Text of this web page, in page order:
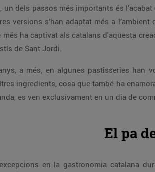
un dels passos més importants és
versions s’han adaptat més a
més ha captivat als catalans d'aquesta
de Sant Jordi.
a més, en algunes pastisseries
ingredients, cosa que també ha
es ven exclusivament en un dia de
El pa
en la gastronomia catalana